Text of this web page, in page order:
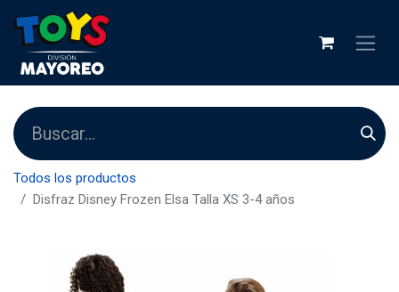
Todos los productos
Disfraz Disney Frozen Elsa Talla XS 3-4 años